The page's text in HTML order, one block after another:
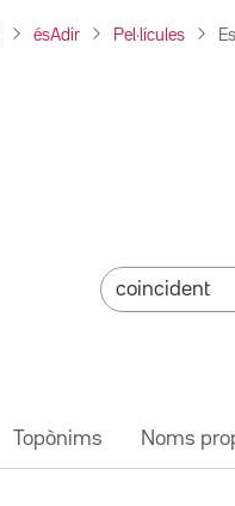
ésAdir Pel·lícules
Topònims Noms